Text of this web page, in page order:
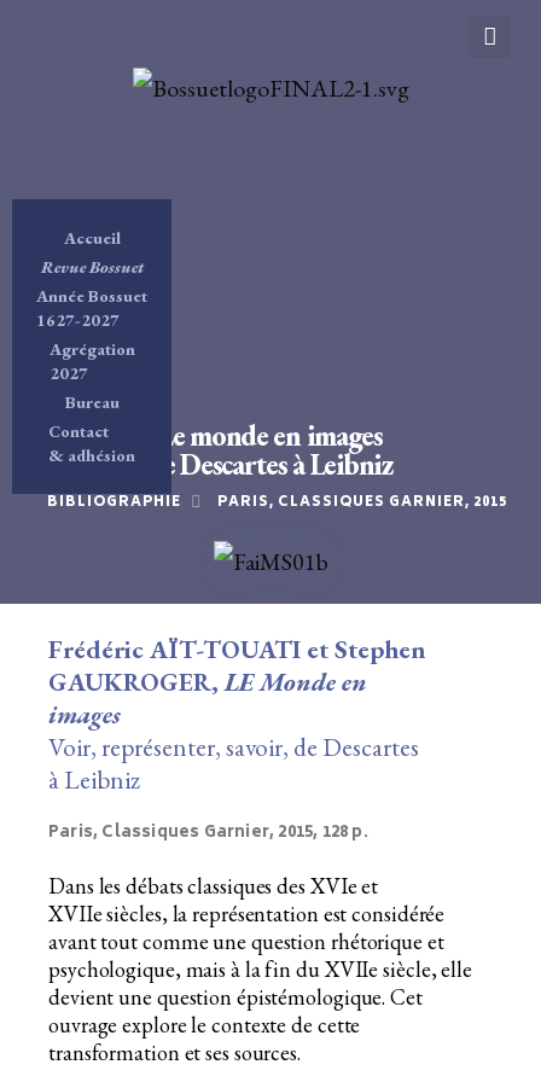
Accueil
Revue Bossuet
Année Bossuet
1627-2027
Agrégation
2027
Bureau
Contact
& adhésion
Le monde en images
de Descartes à Leibniz
BIBLIOGRAPHIE PARIS, CLASSIQUES GARNIER, 2015
Frédéric AÏT-TOUATI et Stephen
GAUKROGER,LE Monde en
images
Voir, représenter, savoir, de Descartes
à Leibniz
Paris, Classiques Garnier, 2015, 128 p.
Dans les débats classiques des XVIe et
XVIIe siècles, la représentation est considérée
avant tout comme une question rhétorique et
psychologique, mais à la fin du XVIIe siècle, elle
devient une question épistémologique. Cet
ouvrage explore le contexte de cette
transformation et ses sources.